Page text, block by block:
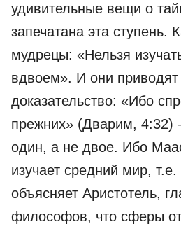
удивительные вещи о
запечатана эта ступень.
мудрецы: «Нельзя
вдвоем». И они
доказательство: «Ибо
прежних» (Дварим, 4:32)
один, а не двое. Ибо
изучает средний мир,
объясняет Аристотель,
философов, что сферы